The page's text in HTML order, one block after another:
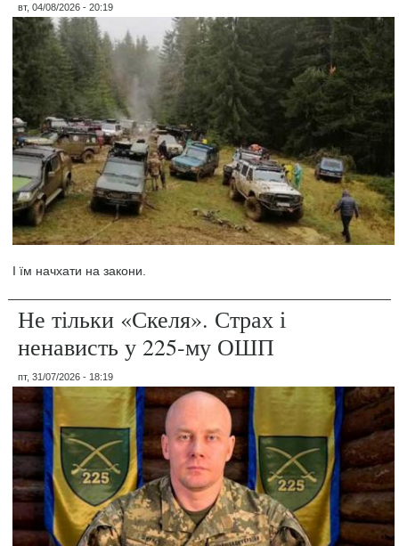
вт, 04/08/2026 - 20:19
І їм начхати на закони.
Не тільки «Скеля». Страх і
ненависть у 225-му ОШП
пт, 31/07/2026 - 18:19